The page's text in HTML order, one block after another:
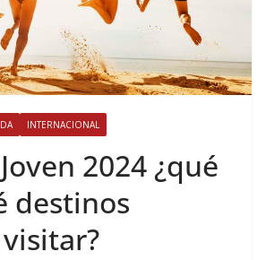
INTERNACIONAL
2024 ¿qué
destinos